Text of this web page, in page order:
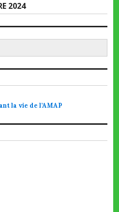
2024
la vie de l’AMAP